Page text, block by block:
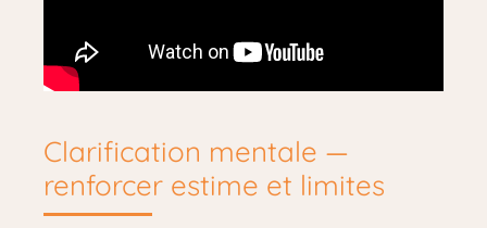
Clarification mentale —
renforcer estime et limites